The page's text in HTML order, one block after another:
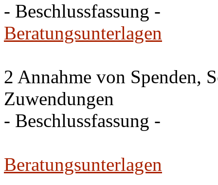
- Beschlussfassung -
Beratungsunterlagen
2 Annahme von Spenden,
Zuwendungen
- Beschlussfassung -
Beratungsunterlagen